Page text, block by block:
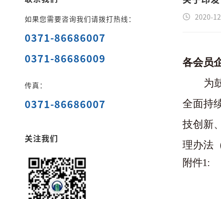
如果您需要咨询我们请拨打热线：
0371-86686007
0371-86686009
传真：
0371-86686007
关注我们
2020-
各会员
为
全面持
技创新
理办法
附件1: